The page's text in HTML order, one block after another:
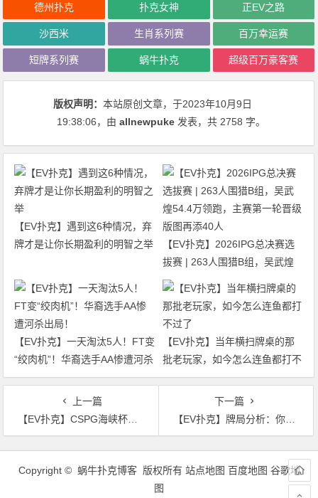
德州扑克 扑克女神 正EV之路
沙西米 生肖系列赛 百万幸运赛
短牌系列赛 蜗牛扑克 超级百万豪客赛
版权声明：本站原创文章，于2023年10月9日
19:38:06，由allnewpuke 发表，共 2758 字。
【EV扑克】遇到这6种情况，弃
牌才是让你长期盈利的明智之举
【EV扑克】2026IPG总决赛选
拔赛 | 263人围猎B组，吴武煌
54.4万领跑，主赛第一轮晋级版
【EV扑克】一天淘汰5人！FT变
“绞肉机”！华裔选手AA惨遭河杀
出局！
【EV扑克】当年横扫牌桌的那
批老玩家，如今怎么连鱼都打不
过了
上一篇
【EV扑克】CSPG海峡杯青年扑克大赛首组对抗201人参赛46人晋级，中国台湾同胞邱吉祥揽下31.3万记分牌成CL
下一篇
【EV扑克】牌局分析：你說超對碰上set算是倒霉，但親愛的那并不是cooler
文
Copyright © 蜗牛扑克博客 版权所有 站点地图 百度地图 谷歌地
图